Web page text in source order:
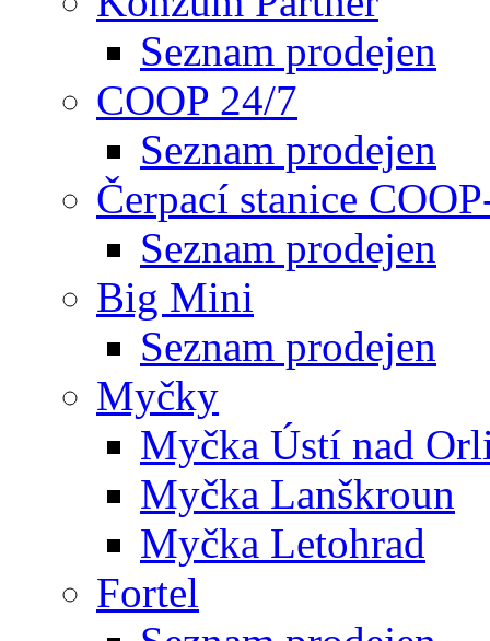
Seznam prodejen
COOP 24/7
Seznam prodejen
Čerpací stanice
Seznam prodejen
Big Mini
Seznam prodejen
Myčky
Myčka Ústí nad
Myčka Lanškroun
Myčka Letohrad
Fortel